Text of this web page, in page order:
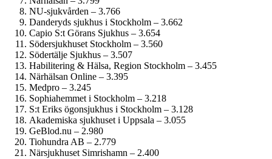
NU-sjukvården – 3.766
Danderyds sjukhus i Stockholm – 3.662
Capio S:t Görans Sjukhus – 3.654
Söder­sjukhuset Stockholm – 3.560
Södertälje Sjukhus – 3.507
Habilitering & Hälsa, Region Stockholm – 3.455
Närhälsan Online – 3.395
Medpro – 3.245
Sophiahemmet i Stockholm – 3.218
S:t Eriks ögonsjukhus i Stockholm – 3.128
Akademiska sjukhuset i Uppsala – 3.055
GeBlod.nu – 2.980
Tiohundra AB – 2.779
Närsjukhuset Simrishamn – 2.400